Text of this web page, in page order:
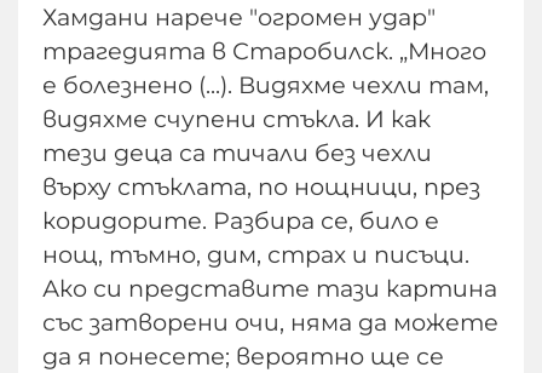
Хамдани нарече "огромен удар"
трагедията в Старобилск. „Много
е болезнено (...). Видяхме чехли там,
видяхме счупени стъкла. И как
тези деца са тичали без чехли
върху стъклата, по нощници, през
коридорите. Разбира се, било е
нощ, тъмно, дим, страх и писъци.
Ако си представите тази картина
със затворени очи, няма да можете
да я понесете; вероятно ще се